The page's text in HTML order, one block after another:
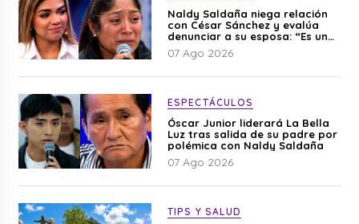
Naldy Saldaña niega relación
con César Sánchez y evalúa
denunciar a su esposa: “Es una
difamación”
07 Ago 2026
ESPECTÁCULOS
Óscar Junior liderará La Bella
Luz tras salida de su padre por
polémica con Naldy Saldaña
07 Ago 2026
TIPS Y SALUD